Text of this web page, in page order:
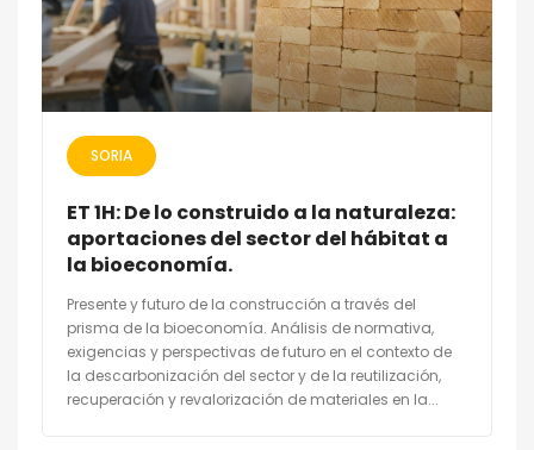
SORIA
ET 1H: De lo construido a la naturaleza:
aportaciones del sector del hábitat a
la bioeconomía.
Presente y futuro de la construcción a través del
prisma de la bioeconomía. Análisis de normativa,
exigencias y perspectivas de futuro en el contexto de
la descarbonización del sector y de la reutilización,
recuperación y revalorización de materiales en la...